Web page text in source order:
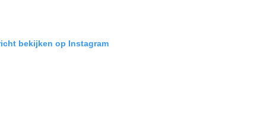
bekijken op Instagram